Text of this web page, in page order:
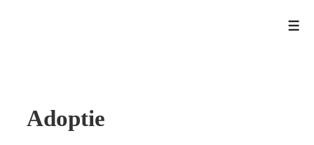
Adoptie